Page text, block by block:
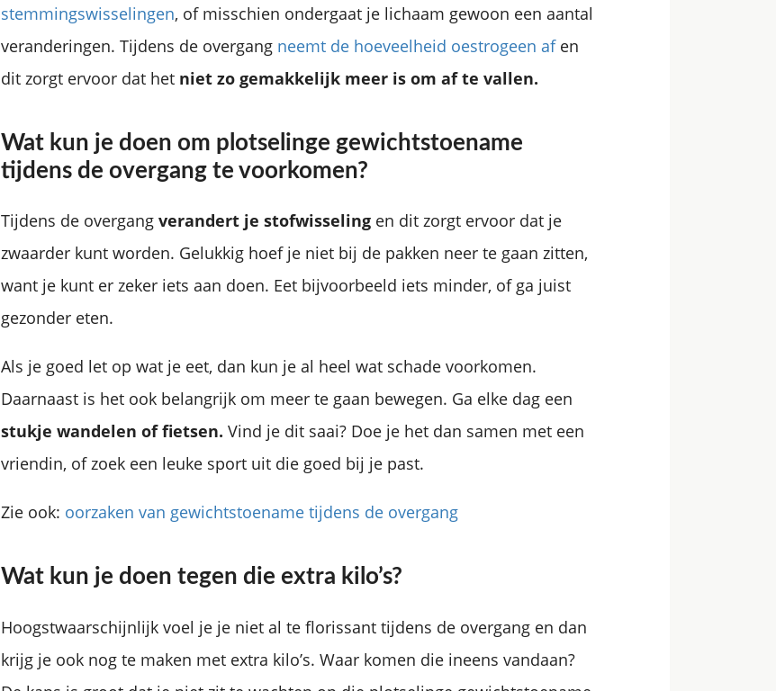
stemmingswisselingen, of misschien ondergaat je lichaam gewoon een aantal
veranderingen. Tijdens de overgang neemt de hoeveelheid oestrogeen afen
dit zorgt ervoor dat het niet zo gemakkelijk meer is om af te vallen.
Wat kun je doen om plotselinge gewichtstoename
tijdens de overgang te voorkomen?
Tijdens de overgang verandert je stofwisseling en dit zorgt ervoor dat je
zwaarder kunt worden. Gelukkig hoef je niet bij de pakken neer te gaan zitten,
want je kunt er zeker iets aan doen. Eet bijvoorbeeld iets minder, of ga juist
gezonder eten.
Als je goed let op wat je eet, dan kun je al heel wat schade voorkomen.
Daarnaast is het ook belangrijk om meer te gaan bewegen. Ga elke dag een
stukje wandelen of fietsen. Vind je dit saai? Doe je het dan samen met een
vriendin, of zoek een leuke sport uit die goed bij je past.
Zie ook: oorzaken van gewichtstoename tijdens de overgang
Wat kun je doen tegen die extra kilo’s?
Hoogstwaarschijnlijk voel je je niet al te florissant tijdens de overgang en dan
krijg je ook nog te maken met extra kilo’s. Waar komen die ineens vandaan?